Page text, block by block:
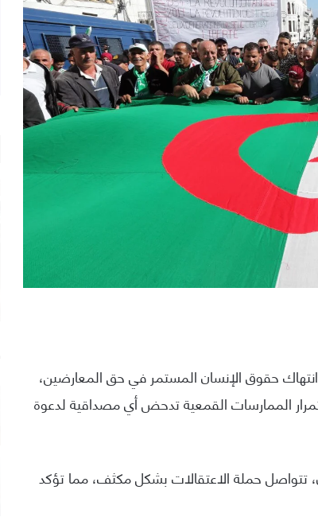
حقوق الإنسان المستمر في حق المعارضين،
الممارسات القمعية تدحض أي مصداقية لدعوة
تتواصل حملة الاعتقالات بشكل مكثف، مما تؤكد